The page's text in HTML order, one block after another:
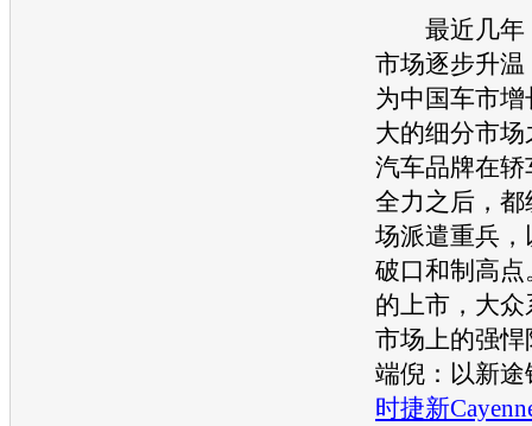
最近几年
市场逐步升温
为中国车市
大的细分市
汽车品牌在
全力之后，都
场派遣重兵
破口和制高点
的上市， 大众
市场上的强
端倪：以新途
时捷新